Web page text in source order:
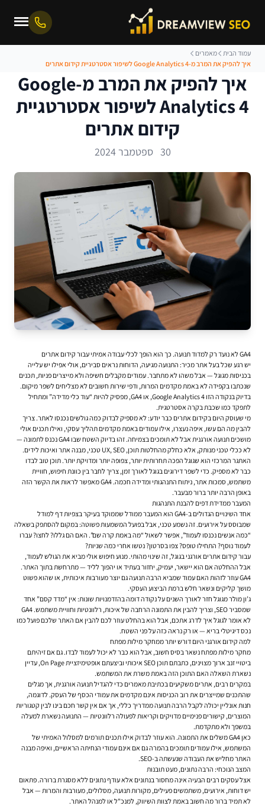
עמוד הבית
מאמרים
איך להפיק את המרב מ-Google Analytics 4 לשיפור אסטרטגיית קידום אתרים
איך להפיק את המרב מ-Google
Analytics 4 לשיפור אסטרטגיית
קידום אתרים
30 ספטמבר 2024
GA4 לא נועד רק למדוד תנועה. כך הוא הופך לכלי עבודה אמיתי עבור קידום אתרים
יש רגע שכל בעל אתר מכיר: התנועה מגיעה, הדוחות נראים סבירים, אולי אפילו יש עלייה
בכניסות מגוגל — אבל משהו לא מתחבר. עמודים מקבלים חשיפה ולא מייצרים פניות, תכנים
שנכתבו בקפידה לא באמת מקדמים המרות, ודפי שירות חשובים לא מצליחים לשפר מיקום.
בדיוק בנקודה הזו Google Analytics 4, או GA4, מפסיק להיות “עוד כלי מדידה” ומתחיל
לתפקד כמו שכבת בקרה אסטרטגית.
מי שעוסק היום בקידום אתרים כבר יודע: לא מספיק לבדוק כמה גולשים נכנסו לאתר. צריך
להבין מה הם עשו, איפה נעצרו, אילו עמודים באמת מקדמים תהליך עסקי, ואילו תכנים אולי
מושכים תנועה אורגנית אבל לא תומכים בצמיחה. זהו בדיוק השטח שבו GA4 נכנס לתמונה —
לא ככלי טכני מנותק, אלא כחלק מהחלטות תוכן, UX, SEO טכני, מבנה אתר ואיכות לידים.
האתגר המרכזי הוא שגוגל הפכה תחרותית יותר, צפופה יותר ומדויקת יותר. תוכן טוב לבדו
כבר לא מספיק. כדי לשפר דירוגים בגוגל לאורך זמן, צריך לחבר בין כוונת חיפוש, חוויית
משתמש, סמכות אתר, ניתוח התנהגותי ומדידה חכמה. GA4 מאפשר לראות את הקשר הזה
באופן הרבה יותר ברור מבעבר.
המעבר ממדידת דפים להבנת התנהגות
אחד השינויים הגדולים ב-GA4 הוא המעבר ממודל שממוקד בעיקר בצפיות דף למודל
שמבוסס על אירועים. זה נשמע טכני, אבל בפועל המשמעות פשוטה: במקום להסתפק בשאלה
“כמה אנשים נכנסו לעמוד”, אפשר לשאול “מה באמת קרה שם”. האם הם גללו? לחצו? עברו
לעמוד נוסף? התחילו טופס? צפו בסרטון? נטשו אחרי כמה שניות?
עבור קידום אתרים אורגני בגוגל, זה שינוי מהותי. מנוע חיפוש אולי מביא את הגולש לעמוד,
אבל ההחלטה אם הוא יישאר, יעמיק, יחזור בעתיד או יהפוך לליד — מתרחשת בתוך האתר.
GA4 עוזר לזהות האם עמוד שמביא הרבה תנועה גם יוצר מעורבות איכותית, או שהוא פשוט
מושך קליקים ונשאר חלש ברמת הביצוע העסקי.
ג’ון מולר מגוגל חזר לאורך השנים על נקודה דומה בהזדמנויות שונות: אין “מדד קסם” אחד
שמסביר SEO, וצריך להבין את התמונה הרחבה של איכות, רלוונטיות וחוויית משתמש. GA4
לא אומר לגוגל איך לדרג אתכם, אבל הוא בהחלט עוזר לכם להבין אם האתר שלכם פועל כמו
נכס דיגיטלי בריא — או רק נראה כזה על פני השטח.
למה קידום אורגני היום דורש יותר ממחקר מילות מפתח
מחקר מילות מפתח נשאר בסיס חשוב, אבל הוא כבר לא יכול לעמוד לבדו. גם אם זיהיתם
ביטויי זנב ארוך מצוינים, כתבתם תוכן SEO איכותי וביצעתם אופטימיזציית On Page, עדיין
נשארת השאלה האם התוכן הזה באמת משרת את המשתמש.
במקרים רבים, אתרים משקיעים בכתיבת מאמרים כדי להגדיל תנועה אורגנית, אך מגלים
שהתכנים שמייצרים את רוב הכניסות אינם מקדמים את עמודי הכסף של העסק. לדוגמה,
חנות אונליין יכולה לקבל הרבה תנועה ממדריך כללי, אך אם אין קשר חכם בינו לבין קטגוריות
המוצרים, קישורים פנימיים מדויקים וקריאות לפעולה רלוונטיות — התנועה נשארת למעלה
במשפך ולא מתקדמת.
כאן GA4 משלים את התמונה. הוא עוזר לבדוק אילו תכנים תורמים למסלול האמיתי של
המשתמש, אילו עמודים תומכים בהמרה גם אם אינם עמודי הנחיתה הראשיים, ואיפה מבנה
האתר מחליש את העבודה שנעשתה ב-SEO.
המצב הנוכחי: הרבה נתונים, מעט תובנות
אצל עסקים רבים הבעיה אינה מחסור בנתונים אלא עודף נתונים ללא מסגרת ברורה. פתאום
יש דוחות, אירועים, משתמשים פעילים, מקורות תנועה, מסלולים, מעורבות והמרות — אבל
לא תמיד ברור מה חשוב באמת לצוות השיווק, למנכ"ל או למנהל האתר.